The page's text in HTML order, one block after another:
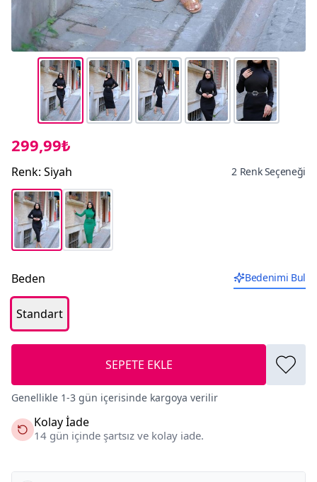
299,99₺
Renk: Siyah 2 Renk Seçeneği
Beden Bedenimi Bul
Standart
SEPETE EKLE
Genellikle 1-3 gün içerisinde kargoya verilir
Kolay İade
14 gün içinde şartsız ve kolay iade.